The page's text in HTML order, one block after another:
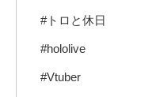
#トロと休日
#hololive
#Vtuber